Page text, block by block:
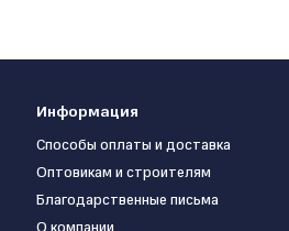
Информация
Способы оплаты и доставка
Оптовикам и строителям
Благодарственные письма